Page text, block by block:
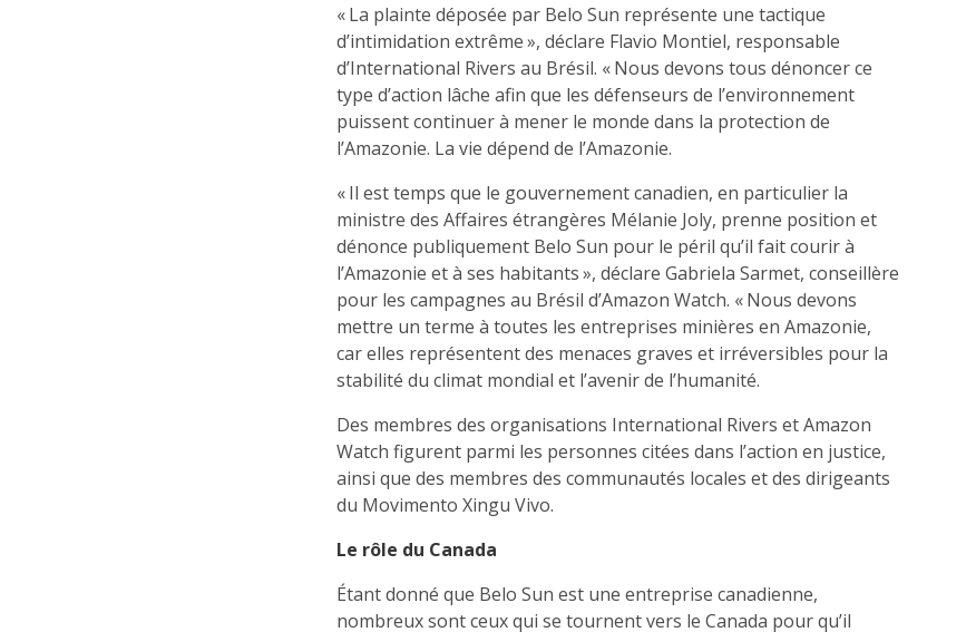
« La plainte déposée par Belo Sun représente une tactique
d’intimidation extrême », déclare Flavio Montiel, responsable
d’International Rivers au Brésil. « Nous devons tous dénoncer ce
type d’action lâche afin que les défenseurs de l’environnement
puissent continuer à mener le monde dans la protection de
l’Amazonie. La vie dépend de l’Amazonie.
« Il est temps que le gouvernement canadien, en particulier la
ministre des Affaires étrangères Mélanie Joly, prenne position et
dénonce publiquement Belo Sun pour le péril qu’il fait courir à
l’Amazonie et à ses habitants », déclare Gabriela Sarmet, conseillère
pour les campagnes au Brésil d’Amazon Watch. « Nous devons
mettre un terme à toutes les entreprises minières en Amazonie,
car elles représentent des menaces graves et irréversibles pour la
stabilité du climat mondial et l’avenir de l’humanité.
Des membres des organisations International Rivers et Amazon
Watch figurent parmi les personnes citées dans l’action en justice,
ainsi que des membres des communautés locales et des dirigeants
du Movimento Xingu Vivo.
Le rôle du Canada
Étant donné que Belo Sun est une entreprise canadienne,
nombreux sont ceux qui se tournent vers le Canada pour qu’il